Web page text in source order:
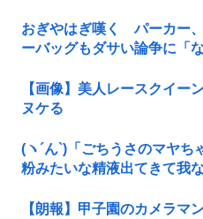
おぎやはぎ嘆く パーカー
ーバッグもダサい論争に「
【画像】美人レースクイー
ヌケる
(ヽ´ん`)「ごちうさのマヤち
粉みたいな精液出てきて我
【朗報】甲子園のカメラマ